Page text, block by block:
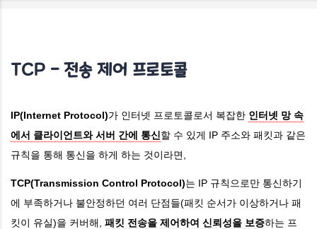
TCP - 전송 제어 프로토콜
IP(Internet Protocol)가 인터넷 프로토콜로서 복잡한 인터넷 망 속
에서 클라이언트와 서버 간에 통신 할 수 있게 IP 주소와 패킷과 같은
규칙을 통해 통신을 하게 하는 것이라면,
TCP(Transmission Control Protocol)는 IP 규칙으로만 통신하기
에 부족하거나 불안정하던 여러 단점들(패킷 순서가 이상하거나 패
킷이 유실)을 커버해, 패킷 전송을 제어하여 신뢰성을 보증하는 프